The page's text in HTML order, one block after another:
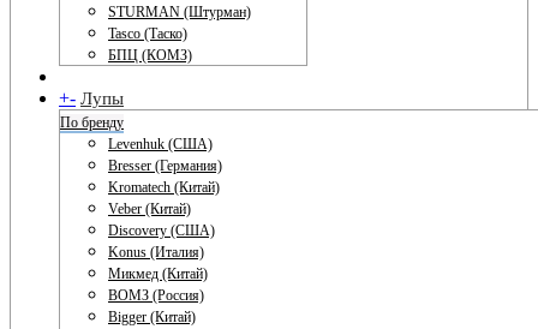
STURMAN (Штурман)
Tasco (Таско)
БПЦ (КОМЗ)
+- Лупы
По бренду
Levenhuk (США)
Bresser (Германия)
Kromatech (Китай)
Veber (Китай)
Discovery (США)
Konus (Италия)
Микмед (Китай)
ВОМЗ (Россия)
Bigger (Китай)